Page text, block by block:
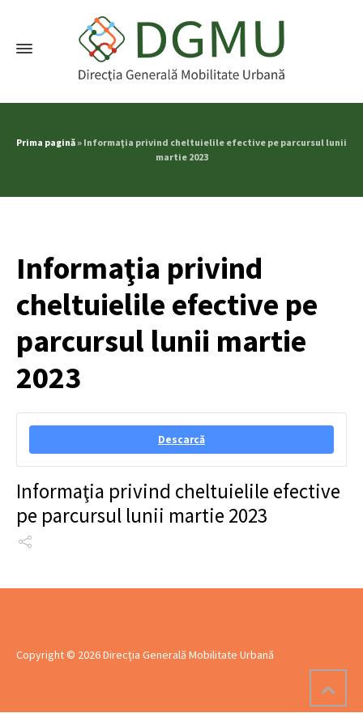
Prima pagină » Informaţia privind cheltuielile efective pe parcursul lunii
martie 2023
Informaţia privind
cheltuielile efective pe
parcursul lunii martie
2023
Descarcă
Informaţia privind cheltuielile efective
pe parcursul lunii martie 2023
Copyright © 2026 Direcția Generală Mobilitate Urbană